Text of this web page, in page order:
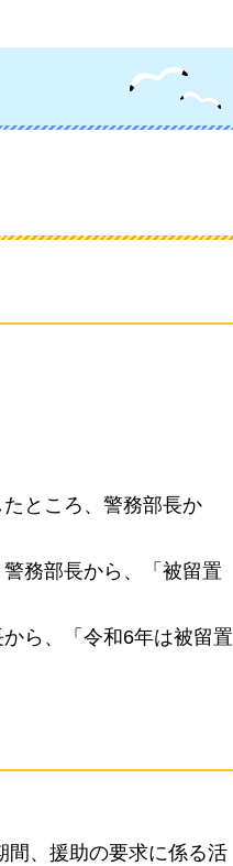
ところ、警務部長か
務部長から、「被留置
ら、「令和6年は被留置
間、援助の要求に係る活